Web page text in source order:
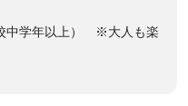
中学年以上） ※大人も楽